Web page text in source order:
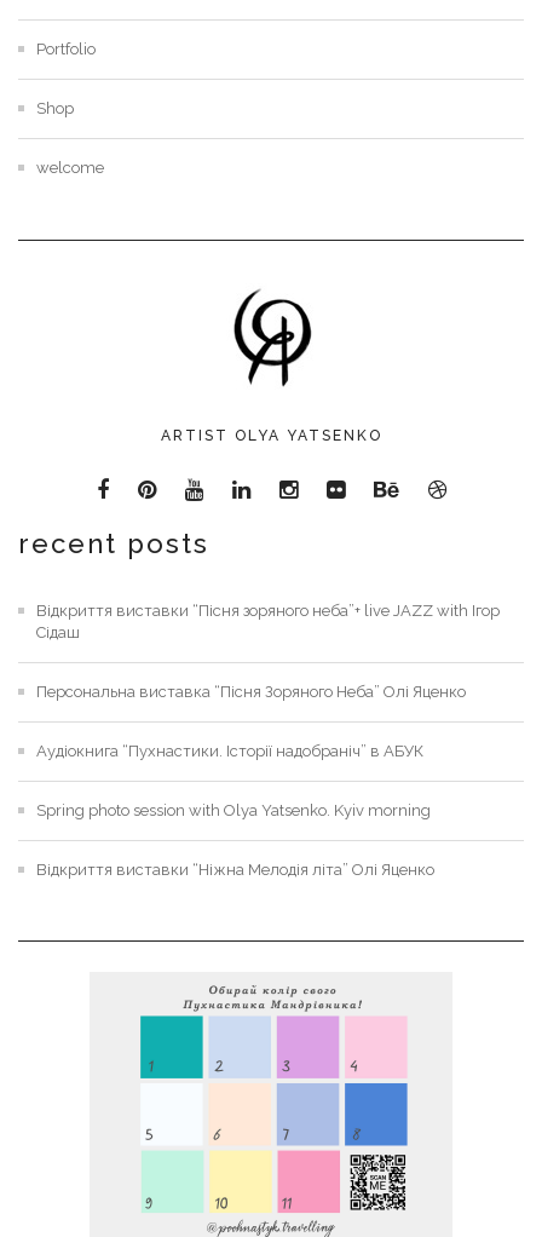
Portfolio
Shop
welcome
ARTIST OLYA YATSENKO
recent posts
Відкриття виставки “Пісня зоряного неба”+ live JAZZ with Ігор
Сідаш
Персональна виставка “Пісня Зоряного Неба” Олі Яценко
Аудіокнига “Пухнастики. Історії надобраніч” в АБУК
Spring photo session with Olya Yatsenko. Kyiv morning
Відкриття виставки “Ніжна Мелодія літа” Олі Яценко